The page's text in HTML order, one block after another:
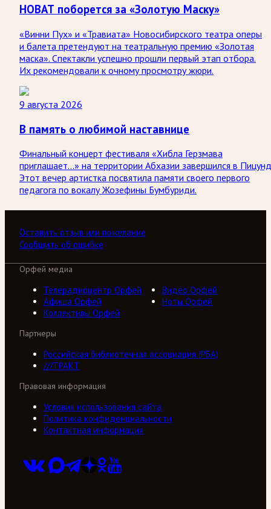
НОВАТ поборется за «Золотую Маску»
«Винни Пух» и «Травиата» Новосибирского театра оперы
и балета претендуют на театральную премию «Золотая
маска». Спектакли успешно прошли первый этап отбора.
Их рекомендовали к очному просмотру жюри.
9 августа 2026
В память о любимой наставнице
Финальный концерт фестиваля «Хибла Герзмава
приглашает…» на территории Абхазии завершился в
Этот вечер артистка посвятила памяти своего первого
педагога по вокалу Жозефины Бумбуриди.
Оставить отзыв или пожелание
Сообщить об ошибке
Орфей медиа
Телерадиоцентр Орфей
Видео Орфей
Афиша Орфей
Ноты Орфей
Коллективы Орфей
Партнеры
Российская библиотечная ассоциация (РБА)
///ТРАКТ
Правовая информация
Условия использования сайта
Политика конфиденциальности
Контактная информация